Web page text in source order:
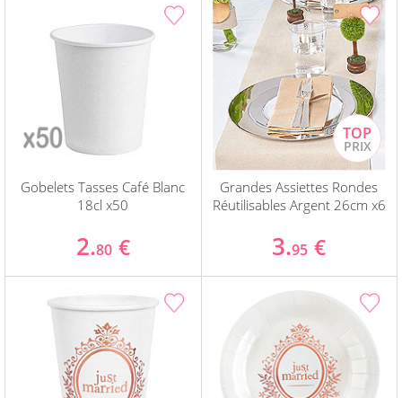
Gobelets Tasses Café Blanc
18cl x50
2.80 €
Grandes Assiettes Rondes
Réutilisables Argent 26cm x6
3.95 €